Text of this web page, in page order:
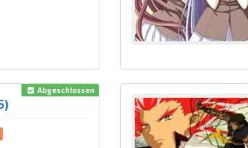
Abgeschlossen